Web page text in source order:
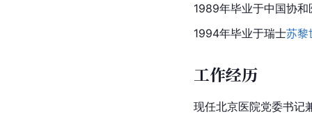
1989年毕业于中国协和
1994年毕业于瑞士苏黎
工作经历
现任北京医院党委书记